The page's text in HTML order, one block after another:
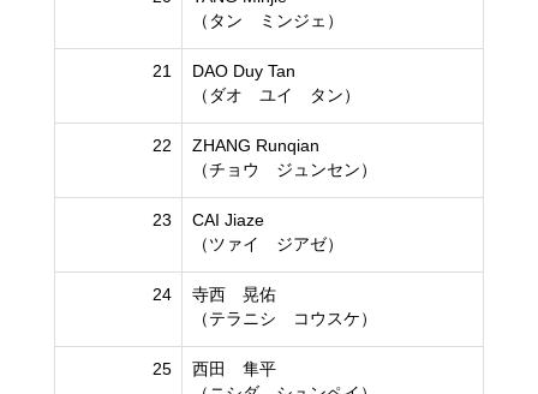
（タン ミンジェ）
21
DAO Duy Tan
（ダオ ユイ タン）
22
ZHANG Runqian
（チョウ ジュンセン）
23
CAI Jiaze
（ツァイ ジアゼ）
24
寺西 晃佑
（テラニシ コウスケ）
25
西田 隼平